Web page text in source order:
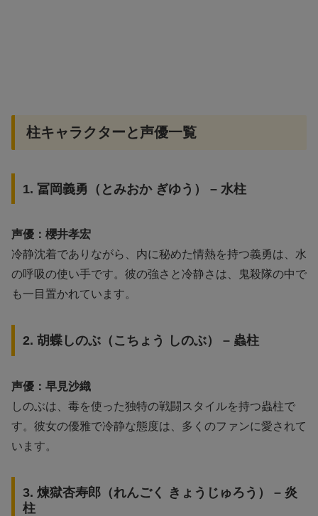
柱キャラクターと声優一覧
1. 冨岡義勇（とみおか ぎゆう） – 水柱
声優：櫻井孝宏
冷静沈着でありながら、内に秘めた情熱を持つ義勇は、水
の呼吸の使い手です。彼の強さと冷静さは、鬼殺隊の中で
も一目置かれています。
2. 胡蝶しのぶ（こちょう しのぶ） – 蟲柱
声優：早見沙織
しのぶは、毒を使った独特の戦闘スタイルを持つ蟲柱で
す。彼女の優雅で冷静な態度は、多くのファンに愛されて
います。
3. 煉獄杏寿郎（れんごく きょうじゅろう） – 炎
柱